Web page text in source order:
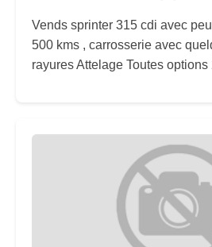
Vends sprinter 315 cdi avec
500 kms , carrosserie avec
rayures Attelage Toutes options